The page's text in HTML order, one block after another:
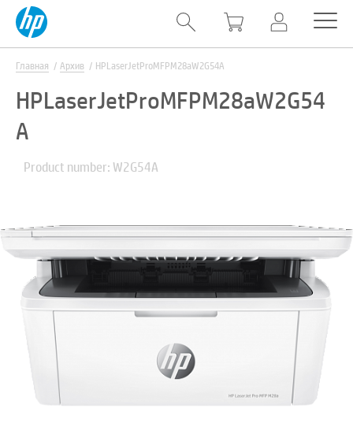
Главная Архив HPLaserJetProMFPM28aW2G54A
HPLaserJetProMFPM28aW2G54
A
Product number: W2G54A